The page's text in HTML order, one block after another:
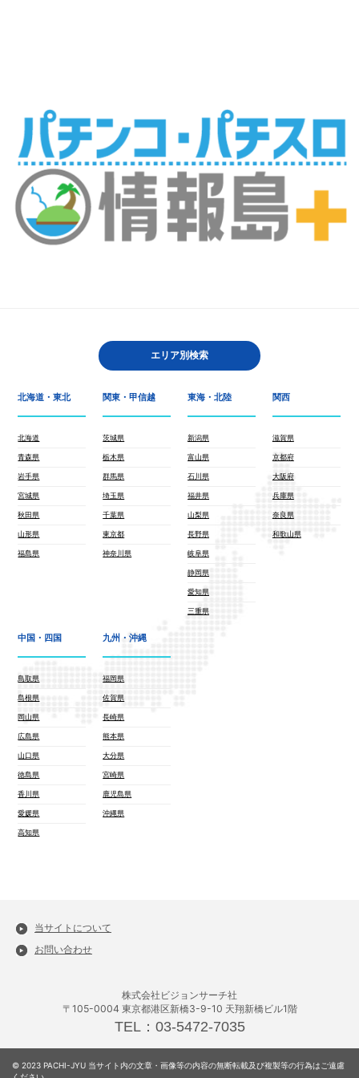
エリア別検索
北海道・東北
北海道
青森県
岩手県
宮城県
秋田県
山形県
福島県
関東・甲信越
茨城県
栃木県
群馬県
埼玉県
千葉県
東京都
神奈川県
東海・北陸
新潟県
富山県
石川県
福井県
山梨県
長野県
岐阜県
静岡県
愛知県
三重県
関西
滋賀県
京都府
大阪府
兵庫県
奈良県
和歌山県
中国・四国
鳥取県
島根県
岡山県
広島県
山口県
徳島県
香川県
愛媛県
高知県
九州・沖縄
福岡県
佐賀県
長崎県
熊本県
大分県
宮崎県
鹿児島県
沖縄県
当サイトについて
お問い合わせ
株式会社ビジョンサーチ社
〒105-0004 東京都港区新橋3-9-10 天翔新橋ビル1階
TEL：03-5472-7035
© 2023 PACHI-JYU 当サイト内の文章・画像等の内容の無断転載及び複製等の行為はご遠慮